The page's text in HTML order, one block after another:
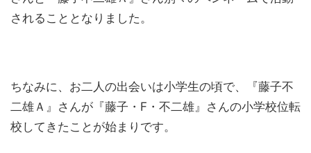
されることとなりました。
ちなみに、お二人の出会いは小学生の頃で、『藤子不
二雄Ａ』さんが『藤子・F・不二雄』さんの小学校位転
校してきたことが始まりです。